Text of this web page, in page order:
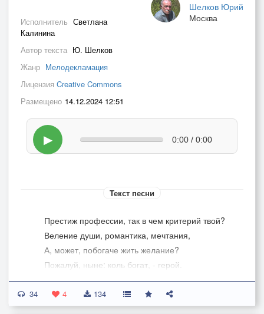
Шелков Юрий
Москва
Исполнитель Светлана
Калинина
Автор текста Ю. Шелков
Жанр Мелодекламация
Лицензия Creative Commons
Размещено 14.12.2024 12:51
▶ 0:00 / 0:00
Текст песни
Престиж профессии, так в чем критерий твой?
Веление души, романтика, мечтания,
А, может, побогаче жить желание?
Пожалуй, ныне: коль богат, - герой.
Кому поэт сегодня нужен?
Да и вчера, позавчера?
Круг именитых и не бедствующих сужен,
34 4 134